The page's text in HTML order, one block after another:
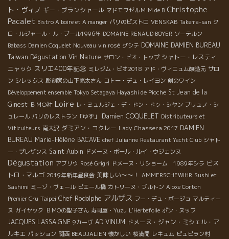
ト・ヴィノ ギー・ブランシャール マドモワゼルＭ M de B Christophe
Pacalet Bistro A boire et A manger パリのビストロ VENSKAB Takema-san ク
ロ・ルジャール・ル・ブール1996年 DOMAINE RENAUD BOYER ソーテルン
Babass Damien Coquelet Nouveau vin rosé グシテ DOMAINE DAMIEN BUREAU
Taiwan Dégustation Vin Nature サロン・ビオ・トップ シャトー・レスティ
ニャック スリエ400年記念 ミレジム・ビオ2018 アド・ヴィニュム醸造元 サロ
ン シレックス 彫刻家の山下亮太さん コトー・デュ・レイヨン 剣のワイン
Développement ensemble Tokyo Setagaya Hayashi de Pioche St Jean de la
Ginest ＢＭО社 Loire レ・ミュルジェ・デ・ドン・ドゥ・シヤン ブリュノ・シ
ュレール パリのレストラン「ゆず」 Damien COQUELET Distributeurs et
Viticulteurs 南大沢 ダミアン・コクレー Lady Chassera 2017 DAMIEN
BUREAU Marie-Hélène BACAVE chef Julianne Restaurant Yacht Club シャト
ー・プレザンス Saint Aubin ドメーヌ・ポール・ルイ・ウジェンヌ
Dégustation アブリウ Rosé Grigri ドメーヌ・リショーム 1989年シラ ビス
トロ・マルゴ 2019年新年昼食会 美味しい～～！ AMMERSCHEWIHR Sushi et
Sashimi ミーゾ・ヴェール ピエール橋 カトリーヌ・ブルトン Aloxe Corton
Premier Cru Taipei Chef Rodolphe アルザス フー・デュ・ボージョ マルティー
ヌ ガイヤック ＢＭОの聖子さん 寿司屋・Yuzu L'Herbefolle ポン・ヌッフ
JACQUES LASSAIGNE 9カーヴ AD VINUM ドメーヌ・ジャン・ミシェル・ア
ルキエ パッション 関西 BEAUJALIEN 懐かしい 桜満開 レキュム ピュピラン村